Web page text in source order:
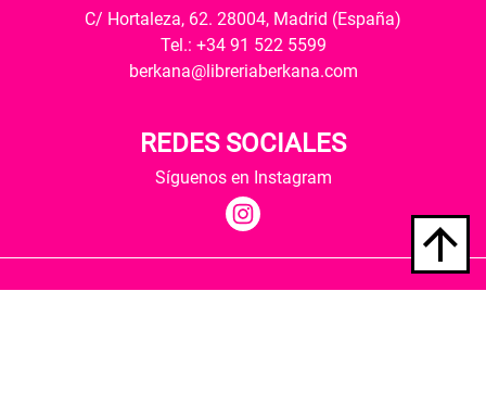
C/ Hortaleza, 62. 28004, Madrid (España)
Tel.: +34 91 522 5599
berkana@libreriaberkana.com
REDES SOCIALES
Síguenos en Instagram